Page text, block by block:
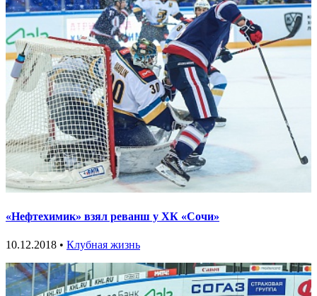
«Нефтехимик» взял реванш у ХК «Сочи»
10.12.2018 • Клубная жизнь